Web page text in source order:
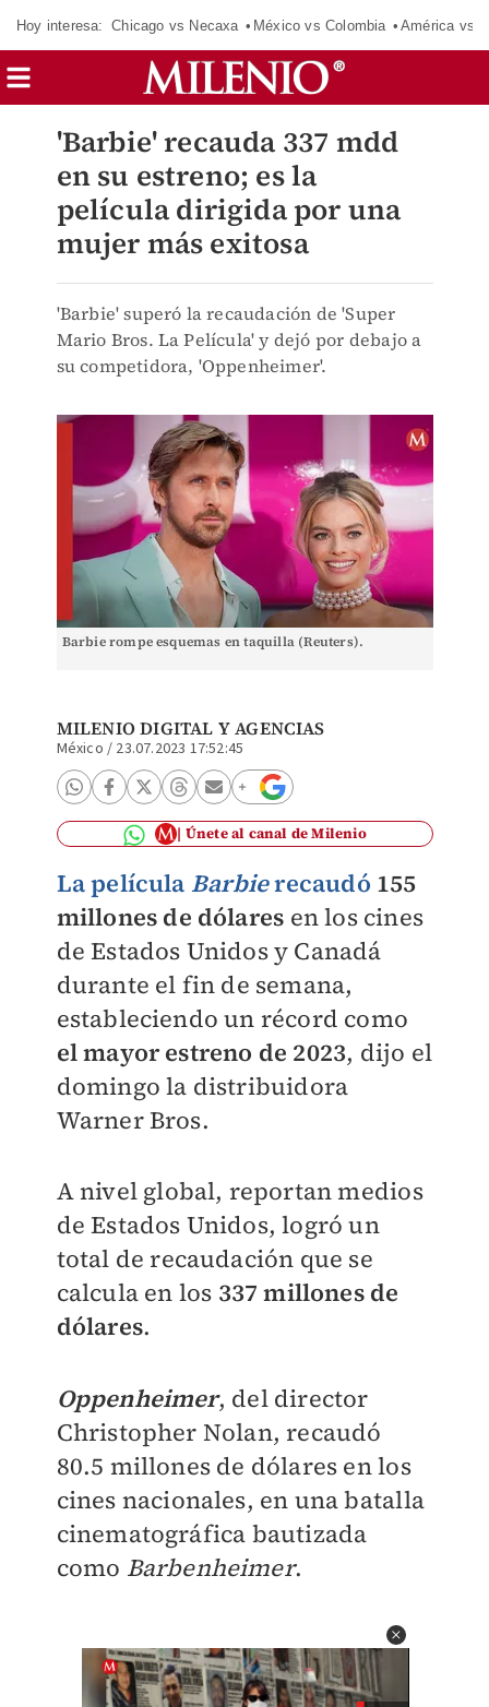
Hoy interesa: Chicago vs Necaxa México vs Colombia América vs
'Barbie' recauda 337 mdd
en su estreno; es la
película dirigida por una
mujer más exitosa
'Barbie' superó la recaudación de 'Super
Mario Bros. La Película' y dejó por debajo a
su competidora, 'Oppenheimer'.
Barbie rompe esquemas en taquilla (Reuters).
MILENIO DIGITAL Y AGENCIAS
México / 23.07.2023 17:52:45
Únete al canal de Milenio
La película Barbierecaudó 155
millones de dólares en los cines
de Estados Unidos y Canadá
durante el fin de semana,
estableciendo un récord como
el mayor estreno de 2023, dijo el
domingo la distribuidora
Warner Bros.
A nivel global, reportan medios
de Estados Unidos, logró un
total de recaudación que se
calcula en los 337 millones de
dólares.
Oppenheimer, del director
Christopher Nolan, recaudó
80.5 millones de dólares en los
cines nacionales, en una batalla
cinematográfica bautizada
como Barbenheimer.